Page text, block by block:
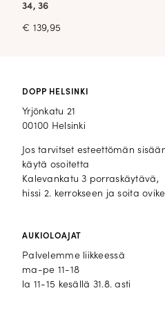
34, 36
€ 139,95
DOPP HELSINKI
Yrjönkatu 21
00100 Helsinki
Jos tarvitset esteettömän
käytä osoitetta
Kalevankatu 3 porraskäytävä,
hissi 2. kerrokseen ja soita
AUKIOLOAJAT
Palvelemme liikkeessä
ma-pe 11-18
la 11-15 kesällä 31.8. asti